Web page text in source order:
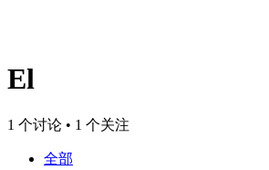
El
1 个讨论 • 1 个关注
全部